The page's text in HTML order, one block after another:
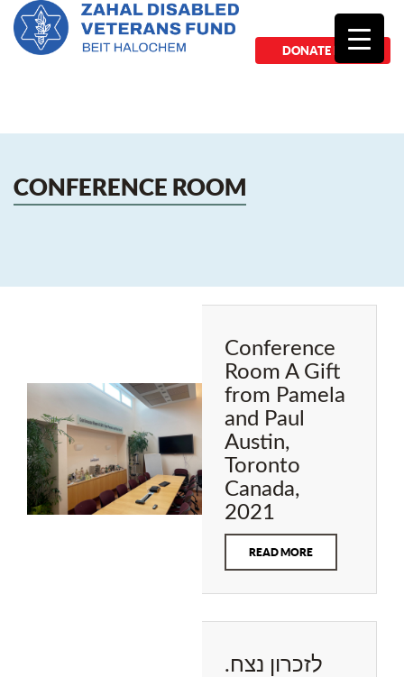
DONATE NOW
CONFERENCE ROOM
Conference
Room A Gift
from Pamela
and Paul
Austin,
Toronto
Canada,
2021
READ MORE
לזכרון נצח.